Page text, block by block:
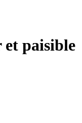
paisible